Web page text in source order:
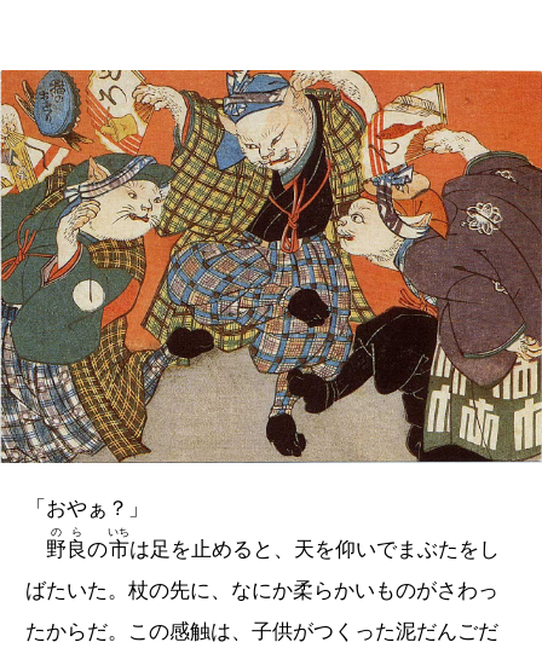
「おやぁ？」
野良
のら
の市
いち
は足を止めると、天を仰いでまぶたをし
ばたいた。杖の先に、なにか柔らかいものがさわっ
たからだ。この感触は、子供がつくった泥だんごだ